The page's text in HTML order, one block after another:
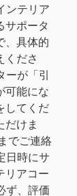
ンテリア
サポータ
、具体的
くださ
が「引
可能にな
してくだ
だけま
でご連絡
日時にサ
リアコー
ず、評価